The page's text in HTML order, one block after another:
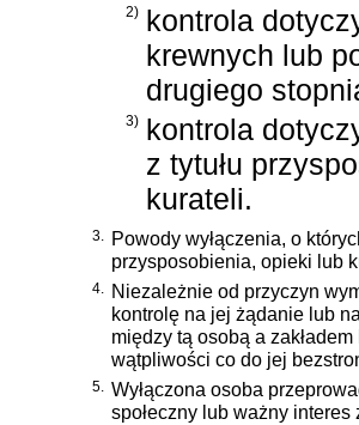
2) kontrola
krewnych lub
drugiego
3) kontrola
z tytułu
kurateli.
3. Powody wyłączenia, o
przysposobienia, opieki lub
4. Niezależnie od przyczyn
kontrolę na jej żądanie lub
między tą osobą a
wątpliwości co do jej
5. Wyłączona osoba
społeczny lub ważny